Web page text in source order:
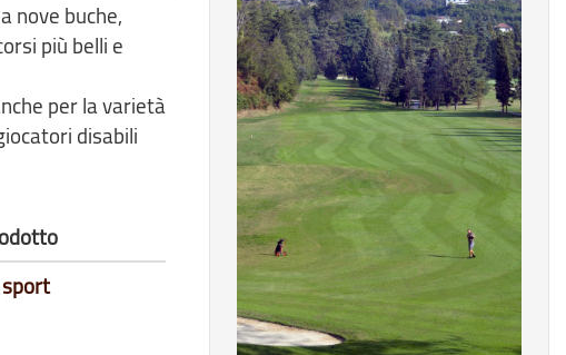
nove buche,
più belli e
per la varietà
disabili